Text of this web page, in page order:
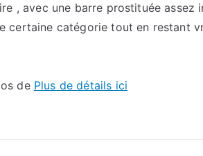
, avec une barre prostituée assez
certaine catégorie tout en restant
de Plus de détails ici